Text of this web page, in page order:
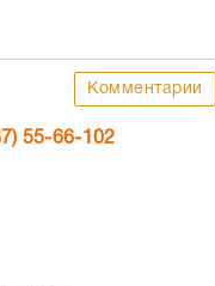
Комментарии
55-66-102